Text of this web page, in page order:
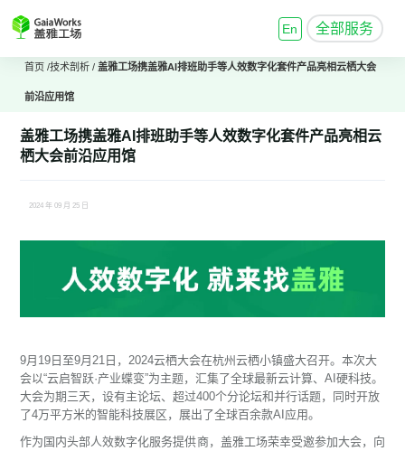
En 全部服务
首页 /技术剖析 /盖雅工场携盖雅AI排班助手等人效数字化套件产品亮相云栖大会
前沿应用馆
盖雅工场携盖雅AI排班助手等人效数字化套件产品亮相云
栖大会前沿应用馆
2024 年 09 月 25 日
9月19日至9月21日，2024云栖大会在杭州云栖小镇盛大召开。本次大
会以“云启智跃·产业蝶变”为主题，汇集了全球最新云计算、AI硬科技。
大会为期三天，设有主论坛、超过400个分论坛和并行话题，同时开放
了4万平方米的智能科技展区，展出了全球百余款AI应用。
作为国内头部人效数字化服务提供商，盖雅工场荣幸受邀参加大会，向